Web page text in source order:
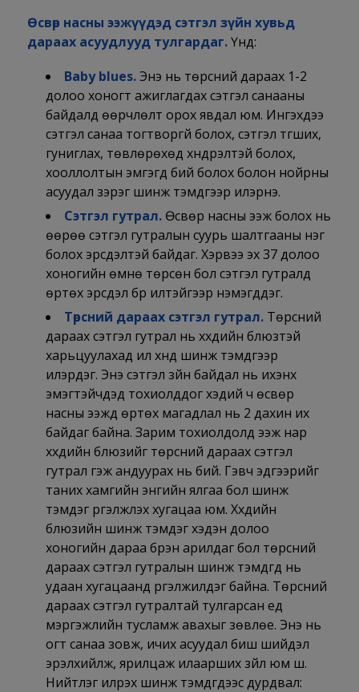
Өсвөр насны ээжүүдэд сэтгэл зүйн хувьд
дараах асуудлууд тулгардаг.Үүнд:
Baby blues.Энэ нь төрсний дараах 1-2
долоо хоногт ажиглагдах сэтгэл санааны
байдалд өөрчлөлт орох явдал юм. Ингэхдээ
сэтгэл санаа тогтворгүй болох, сэтгэл түгших,
гуниглах, төвлөрөхөд хүндрэлтэй болох,
хооллолтын эмгэгүүд бий болох болон нойрны
асуудал зэрэг шинж тэмдгээр илэрнэ.
Сэтгэл гутрал.Өсвөр насны ээж болох нь
өөрөө сэтгэл гутралын суурь шалтгааны нэг
болох эрсдэлтэй байдаг. Хэрвээ эх 37 долоо
хоногийн өмнө төрсөн бол сэтгэл гутралд
өртөх эрсдэл бүр илүүтэйгээр нэмэгддэг.
Төрсний дараах сэтгэл гутрал.Төрсний
дараах сэтгэл гутрал нь хүүхдийн блюзтэй
харьцуулахад илүү хүнд шинж тэмдгээр
илэрдэг. Энэ сэтгэл зүйн байдал нь ихэнх
эмэгтэйчүүдэд тохиолддог хэдий ч өсвөр
насны ээжүүд өртөх магадлал нь 2 дахин их
байдаг байна. Зарим тохиолдолд ээж нар
хүүхдийн блюзийг төрсний дараах сэтгэл
гутрал гэж андуурах нь бий. Гэвч эдгээрийг
таних хамгийн энгийн ялгаа бол шинж
тэмдэг үргэлжлэх хугацаа юм. Хүүхдийн
блюзийн шинж тэмдэг хэдэн долоо
хоногийн дараа бүрэн арилдаг бол төрсний
дараах сэтгэл гутралын шинж тэмдгүүд нь
удаан хугацаанд үргэлжилдэг байна. Төрсний
дараах сэтгэл гутралтай тулгарсан үед
мэргэжлийн тусламж авахыг зөвлөе. Энэ нь
огт санаа зовж, ичих асуудал биш шийдэл
эрэлхийлж, ярилцаж илаарших зүйл юм шүү.
Нийтлэг илрэх шинж тэмдгүүдээс дурдвал: